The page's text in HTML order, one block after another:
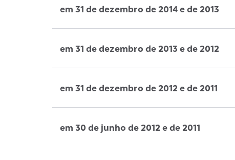
em 31 de dezembro de 2014 e de 2013
em 31 de dezembro de 2013 e de 2012
em 31 de dezembro de 2012 e de 2011
em 30 de junho de 2012 e de 2011